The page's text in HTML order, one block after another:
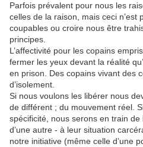
Parfois prévalent pour nous les
celles de la raison, mais ceci n’est
coupables ou croire nous être
principes.
L’affectivité pour les copains
fermer les yeux devant la réalité
en prison. Des copains vivant des
d’isolement.
Si nous voulons les libérer nous
de différent ; du mouvement réel.
spécificité, nous serons en train de
d’une autre - à leur situation
notre initiative (même celle d’une